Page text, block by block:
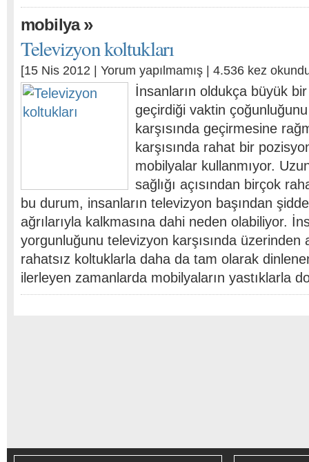
mobilya»
Televizyon koltukları
[15 Nis 2012 | Yorum yapılmamış | 4.536 kez
İnsanların oldukça büyük
geçirdiği vaktin
karşısında geçirmesine
karşısında rahat bir
mobilyalar kullanmıyor.
sağlığı açısından birçok
bu durum, insanların televizyon başından
ağrılarıyla kalkmasına dahi neden olabiliyor.
yorgunluğunu televizyon karşısında üzerinden
rahatsız koltuklarla daha da tam olarak
ilerleyen zamanlarda mobilyaların yastıklarla